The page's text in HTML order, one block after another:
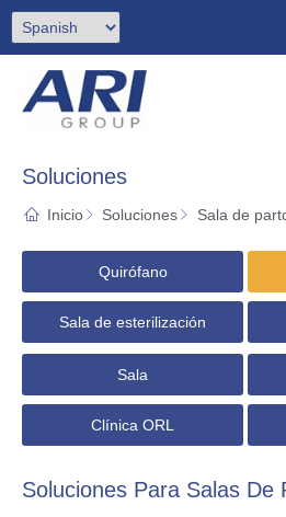
Soluciones
Inicio Soluciones Sala de
Quirófano
Sala de esterilización
Sala
Clínica ORL
Soluciones Para Salas De